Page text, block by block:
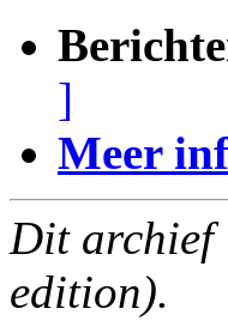
]
Meer
Dit archief
edition).